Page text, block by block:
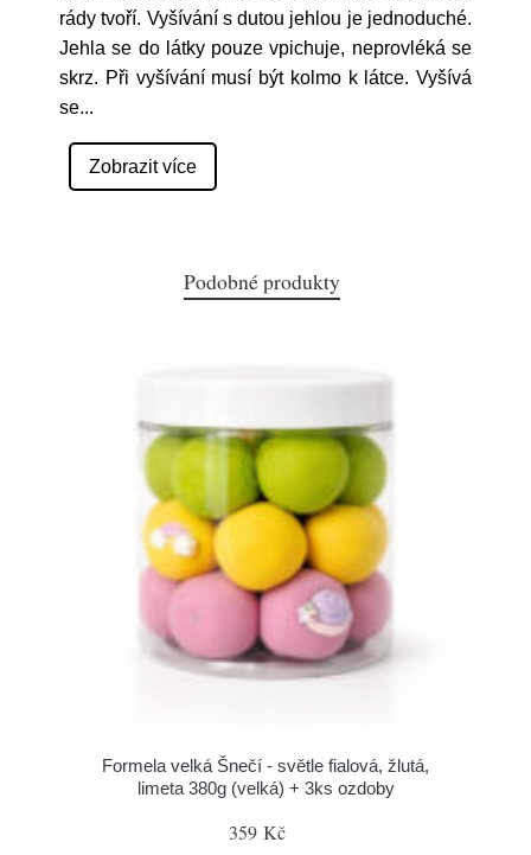
rády tvoří. Vyšívání s dutou jehlou je jednoduché.
Jehla se do látky pouze vpichuje, neprovléká se
skrz. Při vyšívání musí být kolmo k látce. Vyšívá
se...
Zobrazit více
Podobné produkty
Formela velká Šnečí - světle fialová, žlutá,
limeta 380g (velká) + 3ks ozdoby
359 Kč